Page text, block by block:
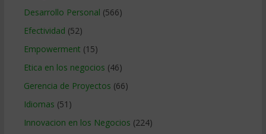
Desarrollo Personal (566)
Efectividad (52)
Empowerment (15)
Etica en los negocios (46)
Gerencia de Proyectos (66)
Idiomas (51)
Innovacion en los Negocios (224)